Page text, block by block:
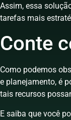
Assim, essa
tarefas mais
Conte
Como podemos
e planejamento, é
tais recursos
E saiba que você